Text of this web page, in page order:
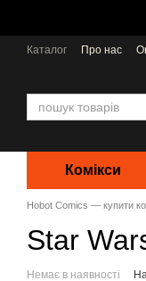
Каталог Про нас
Комікси
Hobot Comics — купити
Star
Немає в наявності